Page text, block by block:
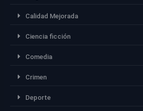
Calidad Mejorada
Ciencia ficción
Comedia
Crimen
Deporte